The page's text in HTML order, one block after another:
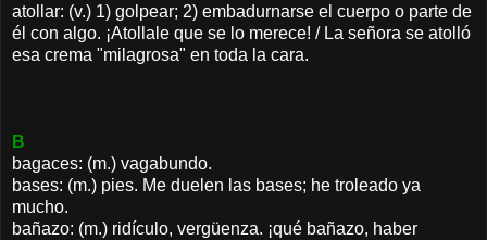
atollar: (v.) 1) golpear; 2) embadurnarse el cuerpo o parte de
él con algo. ¡Atollale que se lo merece! / La señora se atolló
esa crema "milagrosa" en toda la cara.
B
bagaces: (m.) vagabundo.
bases: (m.) pies. Me duelen las bases; he troleado ya
mucho.
bañazo: (m.) ridículo, vergüenza. ¡qué bañazo, haber